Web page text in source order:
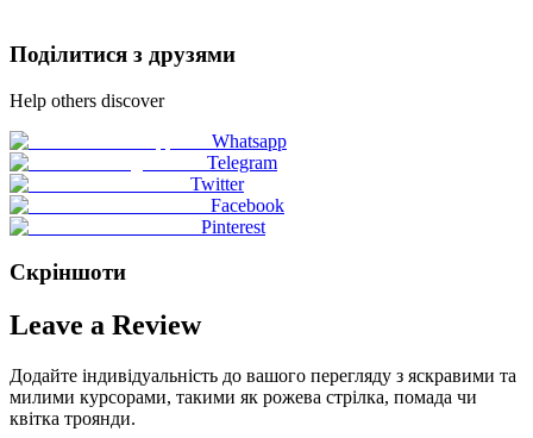
Поділитися з друзями
Help others discover
Whatsapp
Telegram
Twitter
Facebook
Pinterest
Скріншоти
Leave a Review
Додайте індивідуальність до вашого перегляду з яскравими та
милими курсорами, такими як рожева стрілка, помада чи
квітка троянди.